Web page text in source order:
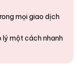
mọi giao dịch
lý một cách nhanh